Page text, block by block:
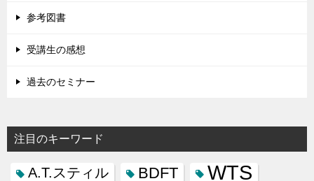
参考図書
受講生の感想
過去のセミナー
注目のキーワード
A.T.スティル BDFT WTS